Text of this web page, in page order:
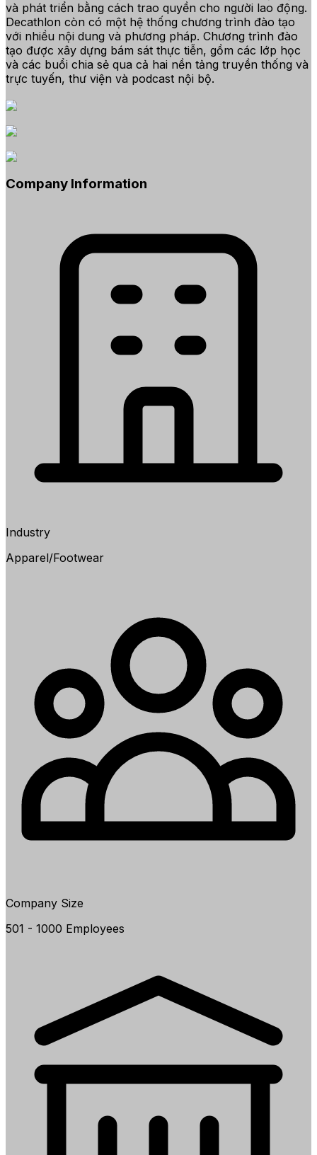
và phát triển bằng cách trao quyền cho người lao động.
Decathlon còn có một hệ thống chương trình đào tạo
với nhiều nội dung và phương pháp. Chương trình đào
tạo được xây dựng bám sát thực tiễn, gồm các lớp học
và các buổi chia sẻ qua cả hai nền tảng truyền thống và
trực tuyến, thư viện và podcast nội bộ.
Company Information
Industry
Apparel/Footwear
Company Size
501 - 1000 Employees